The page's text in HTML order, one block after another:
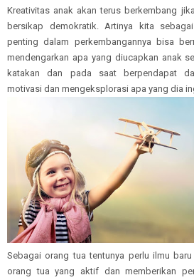
Kreativitas anak akan terus berkembang
bersikap demokratik. Artinya kita
penting dalam perkembangannya bisa
mendengarkan apa yang diucapkan anak
katakan dan pada saat berpendapat
motivasi dan mengeksplorasi apa yang dia
Sebagai orang tua tentunya perlu ilmu
orang tua yang aktif dan memberikan